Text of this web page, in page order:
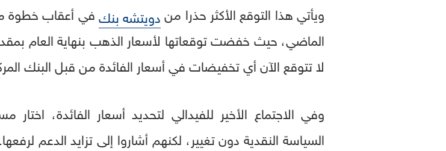
ويأتي هذا التوقع الأكثر حذرا مندويتشه بنكفي أعقاب خطوة
لا تتوقع الآن أي تخفيضات في أسعار الفائدة من قبل البنك
وفي الاجتماع الأخير للفيدالي لتحديد أسعار الفائدة،
السياسة النقدية دون تغيير، لكنهم أشاروا إلى تزايد الدعم